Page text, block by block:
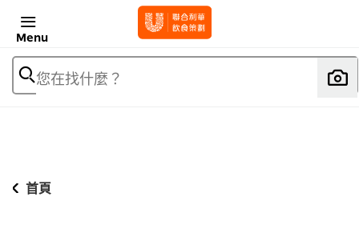
Menu
您在找什麼？
首頁